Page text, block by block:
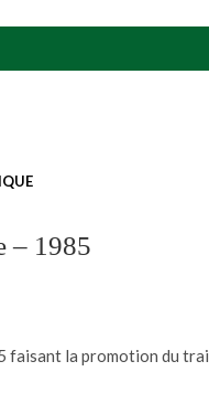
– 1985
faisant la promotion du